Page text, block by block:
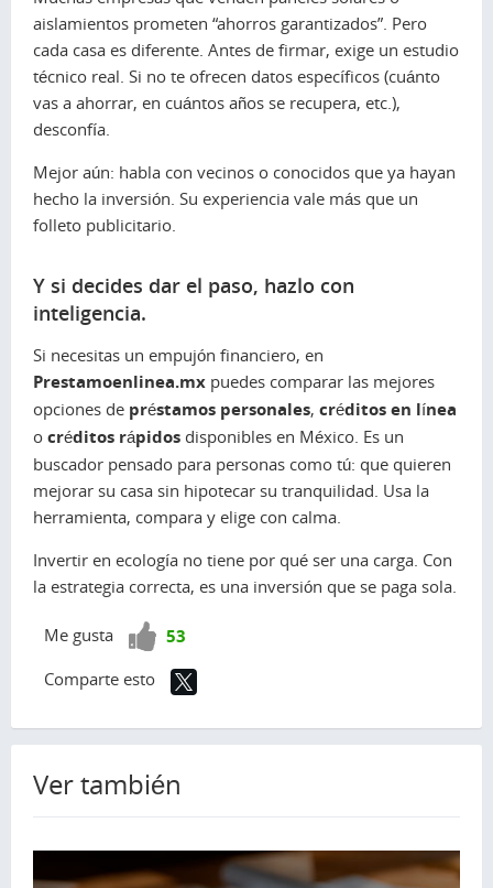
aislamientos prometen “ahorros garantizados”. Pero
cada casa es diferente. Antes de firmar, exige un estudio
técnico real. Si no te ofrecen datos específicos (cuánto
vas a ahorrar, en cuántos años se recupera, etc.),
desconfía.
Mejor aún: habla con vecinos o conocidos que ya hayan
hecho la inversión. Su experiencia vale más que un
folleto publicitario.
Y si decides dar el paso, hazlo con
inteligencia.
Si necesitas un empujón financiero, en
Prestamoenlinea.mx puedes comparar las mejores
opciones de préstamos personales, créditos en línea
o créditos rápidos disponibles en México. Es un
buscador pensado para personas como tú: que quieren
mejorar su casa sin hipotecar su tranquilidad. Usa la
herramienta, compara y elige con calma.
Invertir en ecología no tiene por qué ser una carga. Con
la estrategia correcta, es una inversión que se paga sola.
Me gusta
¡Vota53
Comparte esto
Ver también